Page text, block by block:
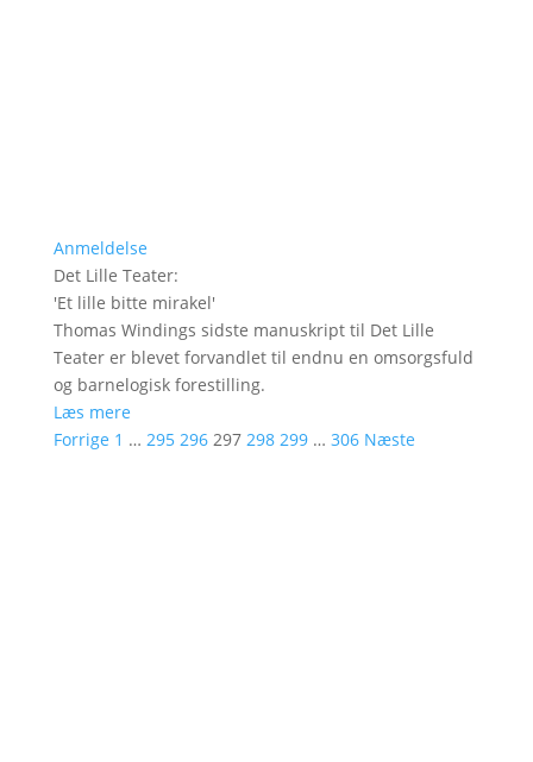
Anmeldelse
Det Lille Teater:
'Et lille bitte mirakel'
Thomas Windings sidste manuskript til Det Lille
Teater er blevet forvandlet til endnu en omsorgsfuld
og barnelogisk forestilling.
Læs mere
Forrige 1 … 295 296 297 298 299 … 306 Næste